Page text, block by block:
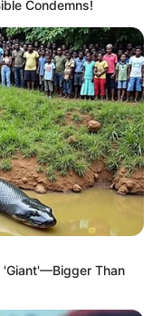
Condemns!
'Giant'—Bigger Than